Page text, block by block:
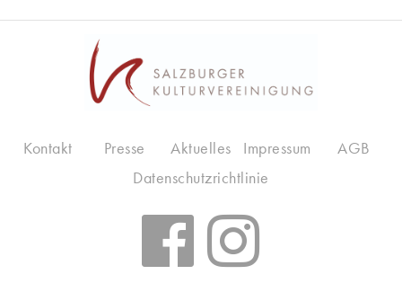
Kontakt Presse Aktuelles Impressum
AGB
Datenschutzrichtlinie